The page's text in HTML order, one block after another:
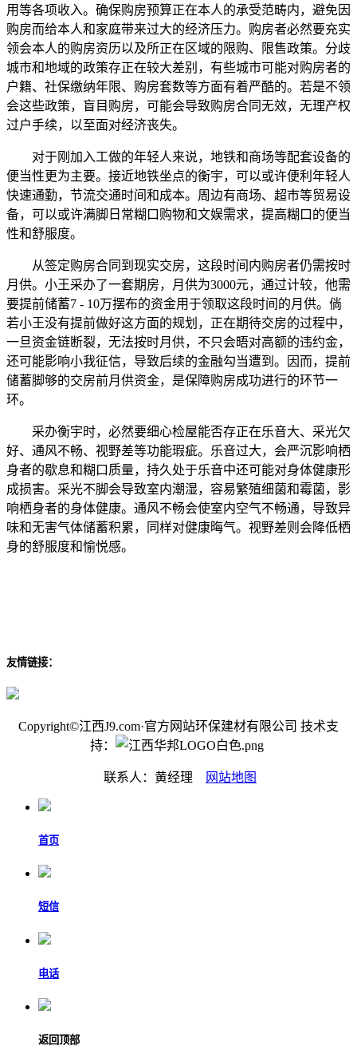
用等各项收入。确保购房预算正在本人的承受范畴内，避免因
购房而给本人和家庭带来过大的经济压力。购房者必然要充实
领会本人的购房资历以及所正在区域的限购、限售政策。分歧
城市和地域的政策存正在较大差别，有些城市可能对购房者的
户籍、社保缴纳年限、购房套数等方面有着严酷的。若是不领
会这些政策，盲目购房，可能会导致购房合同无效，无理产权
过户手续，以至面对经济丧失。
对于刚加入工做的年轻人来说，地铁和商场等配套设备的
便当性更为主要。接近地铁坐点的衡宇，可以或许便利年轻人
快速通勤，节流交通时间和成本。周边有商场、超市等贸易设
备，可以或许满脚日常糊口购物和文娱需求，提高糊口的便当
性和舒服度。
从签定购房合同到现实交房，这段时间内购房者仍需按时
月供。小王采办了一套期房，月供为3000元，通过计较，他需
要提前储蓄7 - 10万摆布的资金用于领取这段时间的月供。倘
若小王没有提前做好这方面的规划，正在期待交房的过程中，
一旦资金链断裂，无法按时月供，不只会晤对高额的违约金，
还可能影响小我征信，导致后续的金融勾当遭到。因而，提前
储蓄脚够的交房前月供资金，是保障购房成功进行的环节一
环。
采办衡宇时，必然要细心检屋能否存正在乐音大、采光欠
好、通风不畅、视野差等功能瑕疵。乐音过大，会严沉影响栖
身者的歇息和糊口质量，持久处于乐音中还可能对身体健康形
成损害。采光不脚会导致室内潮湿，容易繁殖细菌和霉菌，影
响栖身者的身体健康。通风不畅会使室内空气不畅通，导致异
味和无害气体储蓄积累，同样对健康晦气。视野差则会降低栖
身的舒服度和愉悦感。
友情链接：
Copyright©江西J9.com·官方网站环保建材有限公司 技术支
持：
联系人：黄经理 网站地图
首页
短信
电话
返回顶部